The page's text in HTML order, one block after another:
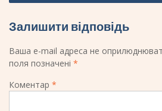
Залишити відповідь
Ваша e-mail адреса не
поля позначені *
Коментар *